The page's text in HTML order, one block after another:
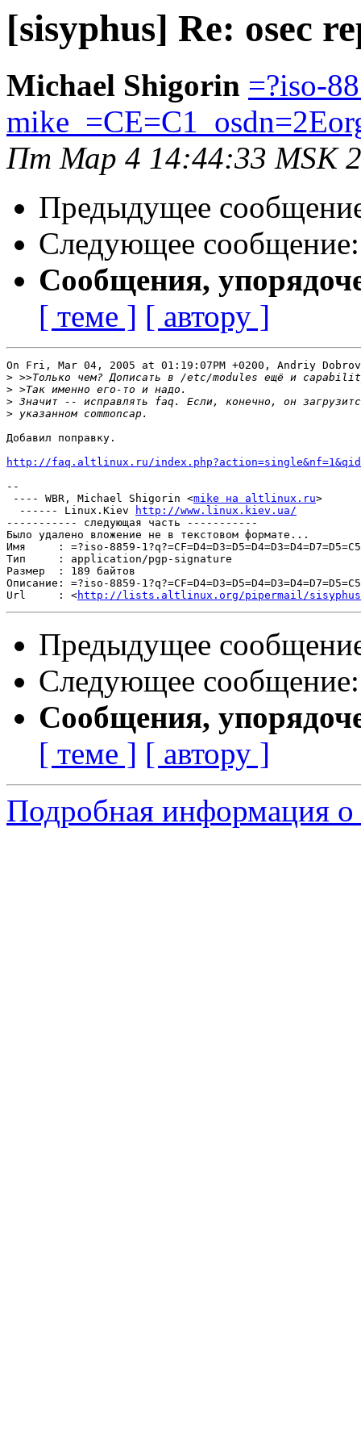
[sisyphus] Re: osec
Michael Shigorin =?iso-
Пт Мар 4 14:44:33 MSK
Предыдущее
Следующее
Сообщения,
[ теме ] [ автору ]
On Fri, Mar 04, 2005 at 01:19:07PM +0200, Andriy
>
>
>
>
Добавил поправку.
http://faq.altlinux.ru/
--
---- WBR, Michael Shigorin <mike на altlinux.ru>
  ------ Linux.Kiev
http://www.linux.kiev.ua/
----------- следующая часть -----------
Было удалено вложение не в текстовом формате...
Имя     : =?iso-8859-
Тип     : application/pgp-signature
Размер  : 189 байтов
Описание: =?iso-8859-
Url     : <http://lists.altlinux.org/pipermail/sisyphus/
Предыдущее
Следующее
Сообщения,
[ теме ] [ автору ]
Подробная информация о